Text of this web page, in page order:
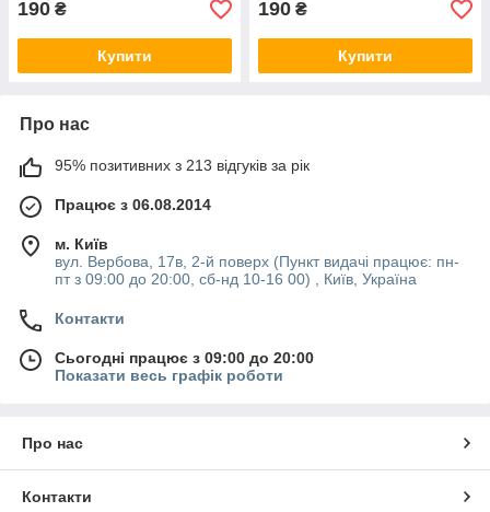
190 ₴
Купити
190 ₴
Купити
Про нас
95% позитивних з 213 відгуків за рік
Працює з 06.08.2014
м. Київ
вул. Вербова, 17в, 2-й поверх (Пункт видачі працює: пн-
пт з 09:00 до 20:00, сб-нд 10-16 00) , Київ, Україна
Контакти
Сьогодні працює з 09:00 до 20:00
Показати весь графік роботи
Про нас
Контакти